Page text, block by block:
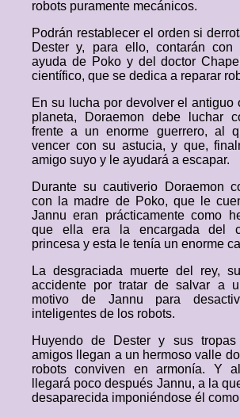
robots puramente mecánicos.
Podrán restablecer el orden si
Dester y, para ello, contarán con
ayuda de Poko y del doctor
científico, que se dedica a reparar
En su lucha por devolver el antiguo
planeta, Doraemon debe luchar
frente a un enorme guerrero, al
vencer con su astucia, y que,
amigo suyo y le ayudará a escapar.
Durante su cautiverio Doraemon
con la madre de Poko, que le
Jannu eran prácticamente como
que ella era la encargada del
princesa y esta le tenía un enorme
La desgraciada muerte del rey,
accidente por tratar de salvar a
motivo de Jannu para
inteligentes de los robots.
Huyendo de Dester y sus
amigos llegan a un hermoso valle
robots conviven en armonía. Y
llegará poco después Jannu, a la
desaparecida imponiéndose él